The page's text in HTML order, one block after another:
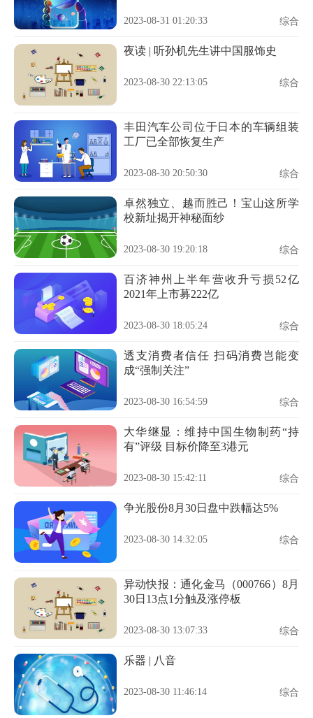
2023-08-31 01:20:33 综合
夜读 | 听孙机先生讲中国服饰史
2023-08-30 22:13:05 综合
丰田汽车公司位于日本的车辆组装
工厂已全部恢复生产
2023-08-30 20:50:30 综合
卓然独立、越而胜己！宝山这所学
校新址揭开神秘面纱
2023-08-30 19:20:18 综合
百济神州上半年营收升亏损52亿
2021年上市募222亿
2023-08-30 18:05:24 综合
透支消费者信任 扫码消费岂能变
成“强制关注”
2023-08-30 16:54:59 综合
大华继显：维持中国生物制药“持
有”评级 目标价降至3港元
2023-08-30 15:42:11 综合
争光股份8月30日盘中跌幅达5%
2023-08-30 14:32:05 综合
异动快报：通化金马（000766）8月
30日13点1分触及涨停板
2023-08-30 13:07:33 综合
乐器 | 八音
2023-08-30 11:46:14 综合